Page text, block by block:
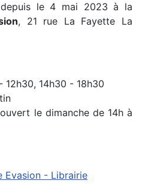
le 4 mai 2023 à la
, 21 rue La Fayette La
12h30, 14h30 - 18h30
le dimanche de 14h à
Evasion - Librairie